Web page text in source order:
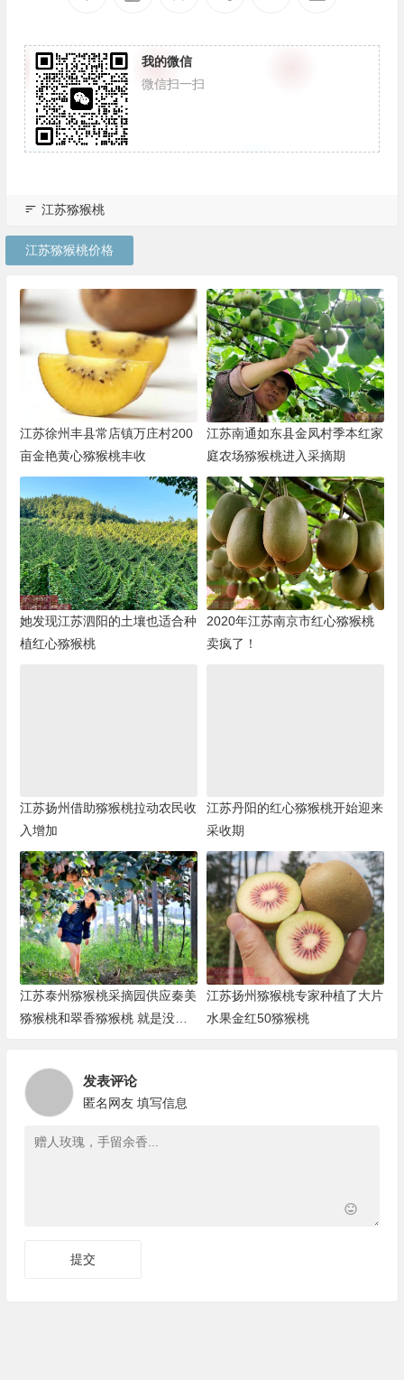
我的微信
微信扫一扫
江苏猕猴桃
江苏猕猴桃价格
江苏徐州丰县常店镇万庄村200
亩金艳黄心猕猴桃丰收
江苏南通如东县金凤村季本红家
庭农场猕猴桃进入采摘期
她发现江苏泗阳的土壤也适合种
植红心猕猴桃
2020年江苏南京市红心猕猴桃
卖疯了！
江苏扬州借助猕猴桃拉动农民收
入增加
江苏丹阳的红心猕猴桃开始迎来
采收期
江苏泰州猕猴桃采摘园供应秦美
猕猴桃和翠香猕猴桃 就是没有
江苏扬州猕猴桃专家种植了大片
水果金红50猕猴桃
发表评论
匿名网友 填写信息